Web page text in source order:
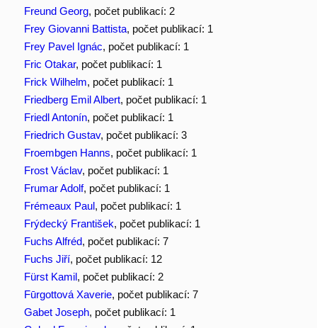
Freund Georg, počet publikací: 2
Frey Giovanni Battista, počet publikací: 1
Frey Pavel Ignác, počet publikací: 1
Fric Otakar, počet publikací: 1
Frick Wilhelm, počet publikací: 1
Friedberg Emil Albert, počet publikací: 1
Friedl Antonín, počet publikací: 1
Friedrich Gustav, počet publikací: 3
Froembgen Hanns, počet publikací: 1
Frost Václav, počet publikací: 1
Frumar Adolf, počet publikací: 1
Frémeaux Paul, počet publikací: 1
Frýdecký František, počet publikací: 1
Fuchs Alfréd, počet publikací: 7
Fuchs Jiří, počet publikací: 12
Fürst Kamil, počet publikací: 2
Fūrgottová Xaverie, počet publikací: 7
Gabet Joseph, počet publikací: 1